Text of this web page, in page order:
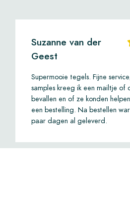
Suzanne van der
Geest
Supermooie tegels. Fijne
samples kreeg ik een mailtje of
bevallen en of ze konden
een bestelling. Na bestellen
paar dagen al geleverd.